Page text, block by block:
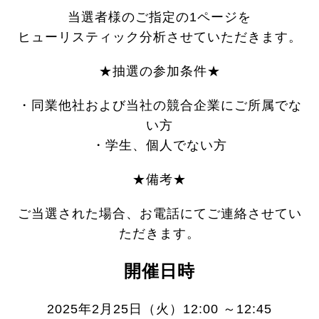
当選者様のご指定の1ページを
ヒューリスティック分析させていただきます。
★抽選の参加条件★
・同業他社および当社の競合企業にご所属でな
い方
・学生、個人でない方
★備考★
ご当選された場合、お電話にてご連絡させてい
ただきます。
開催日時
2025年2月25日（火）12:00 ～12:45